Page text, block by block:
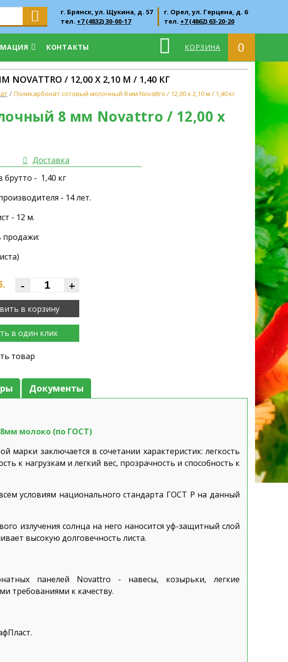
г. Брянск, ул. Щукина, д. 57
тел. +7 (4832) 30-00-17
г. Орел, ул. Герцена, д. 6
тел. +7 (4862) 63-20-20
КОРЗИНА 0
КОНТАКТЫ
/ 12,00 Х 2,10 М / 1,40 КГ
Поликарбонат сотовый молочный 8 мм Novattro / 12,00 х 2,10 м / 1,40 кг
8 мм Novattro / 12,00 х
Доставка
брутто - 1,40 кг
- 14 лет.
- 12 м.
продажи:
- +
в корзину
в один клик
товар
Документы
молоко (по ГОСТ)
марки заключается в сочетании характеристик: легкость
к нагрузкам и легкий вес, прозрачность и способность к
условиям национального стандарта ГОСТ Р на данный
излучения солнца на него наносится уф-защитный слой
высокую долговечность листа.
панелей Novattro - навесы, козырьки, легкие
требованиями к качеству.